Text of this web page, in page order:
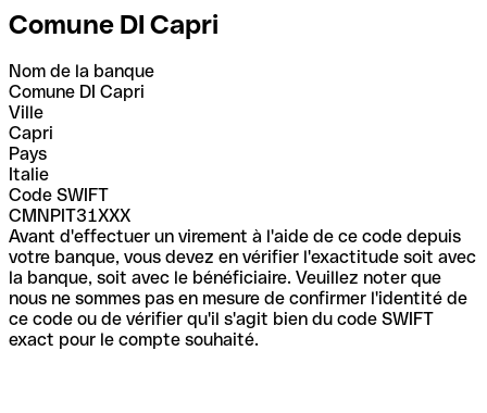
Comune DI Capri
Nom de la banque
Comune DI Capri
Ville
Capri
Pays
Italie
Code SWIFT
CMNPIT31XXX
Avant d'effectuer un virement à l'aide de ce code depuis
votre banque, vous devez en vérifier l'exactitude soit avec
la banque, soit avec le bénéficiaire. Veuillez noter que
nous ne sommes pas en mesure de confirmer l'identité de
ce code ou de vérifier qu'il s'agit bien du code SWIFT
exact pour le compte souhaité.